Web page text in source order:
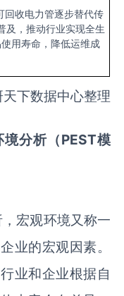
回收电力管逐步替代传
及，推动行业实现全生
用寿命，降低运维成
下数据中心整理
分析（PEST模
宏观环境又称一
业的宏观因素。
业和企业根据自